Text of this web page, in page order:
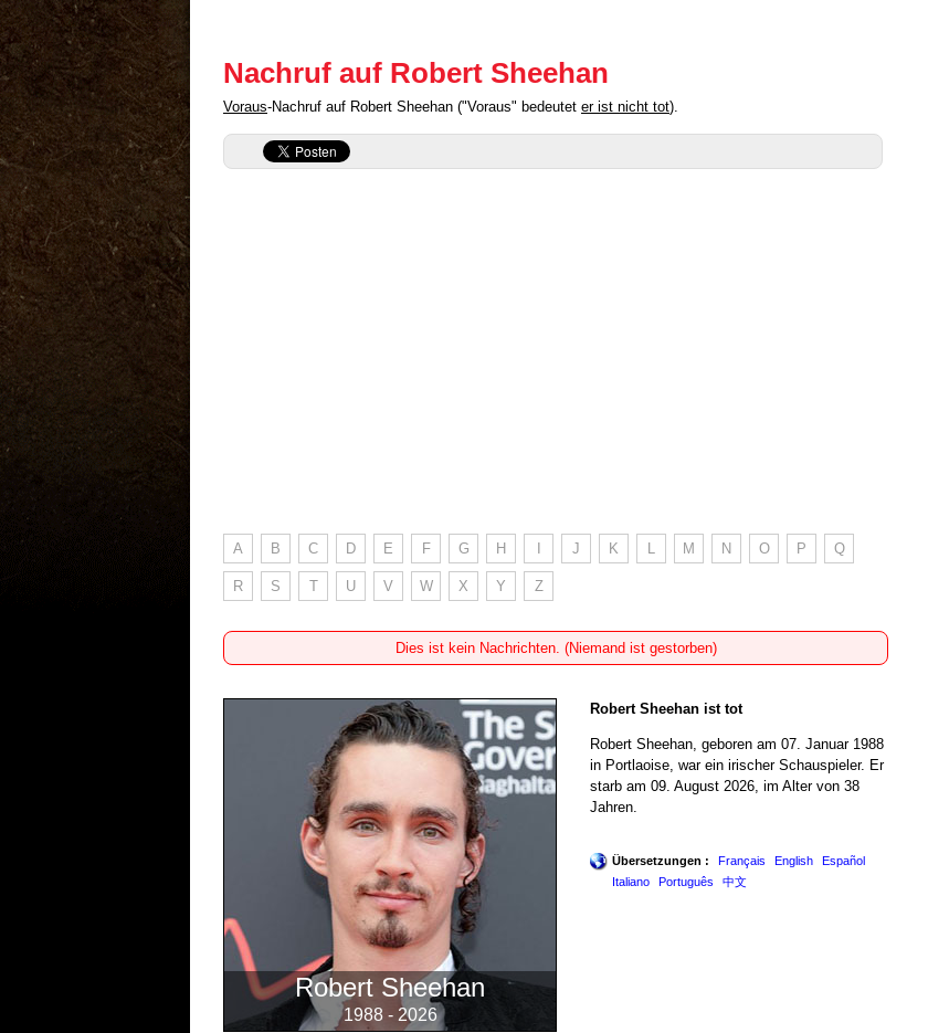
Nachruf auf Robert Sheehan
Voraus-Nachruf auf Robert Sheehan ("Voraus" bedeutet er ist nicht tot).
A B C D E F G H J K L M N O P Q
R S T U V W X Y Z
Dies ist kein Nachrichten. (Niemand ist gestorben)
Robert Sheehan
1988 - 2026
Robert Sheehan ist tot
Robert Sheehan, geboren am 07. Januar 1988
in Portlaoise, war ein irischer Schauspieler. Er
starb am 09. August 2026, im Alter von 38
Jahren.
Übersetzungen : Français English
Español
Italiano
Português 中文